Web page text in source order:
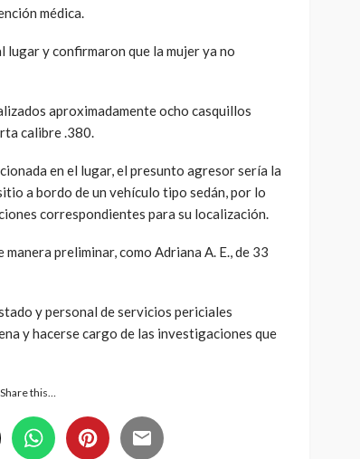
médica.
lugar y confirmaron que la mujer ya no
aproximadamente ocho casquillos
calibre .380.
en el lugar, el presunto agresor sería la
a bordo de un vehículo tipo sedán, por lo
correspondientes para su localización.
preliminar, como Adriana A. E., de 33
y personal de servicios periciales
y hacerse cargo de las investigaciones que
Share this…